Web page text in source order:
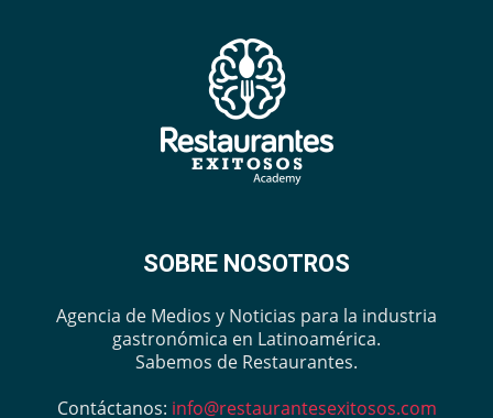
SOBRE NOSOTROS
Agencia de Medios y Noticias para la industria
gastronómica en Latinoamérica.
Sabemos de Restaurantes.
Contáctanos: info@restaurantesexitosos.com